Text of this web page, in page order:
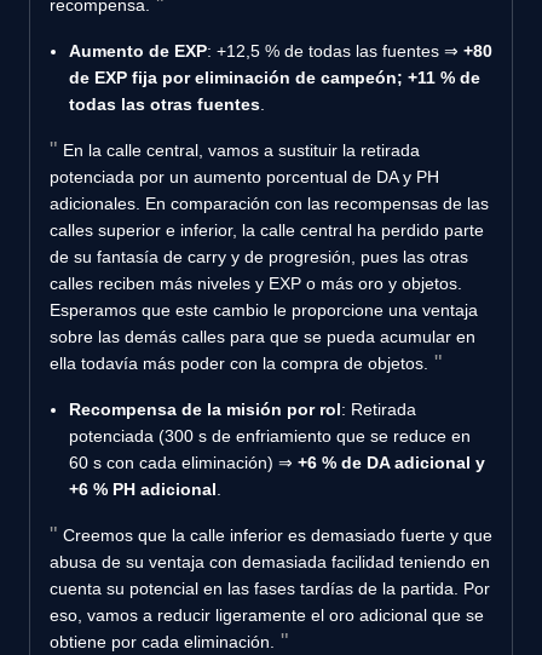
recompensa.
Aumento de EXP: +12,5 % de todas las fuentes ⇒ +80
de EXP fija por eliminación de campeón; +11 % de
todas las otras fuentes
En la calle central, vamos a sustituir la retirada
potenciada por un aumento porcentual de DA y PH
adicionales. En comparación con las recompensas de las
calles superior e inferior, la calle central ha perdido parte
de su fantasía de carry y de progresión, pues las otras
calles reciben más niveles y EXP o más oro y objetos.
Esperamos que este cambio le proporcione una ventaja
sobre las demás calles para que se pueda acumular en
ella todavía más poder con la compra de objetos.
Recompensa de la misión por rol: Retirada
potenciada (300 s de enfriamiento que se reduce en
60 s con cada eliminación) ⇒ +6 % de DA adicional y
+6 % PH adicional
Creemos que la calle inferior es demasiado fuerte y que
abusa de su ventaja con demasiada facilidad teniendo en
cuenta su potencial en las fases tardías de la partida. Por
eso, vamos a reducir ligeramente el oro adicional que se
obtiene por cada eliminación.